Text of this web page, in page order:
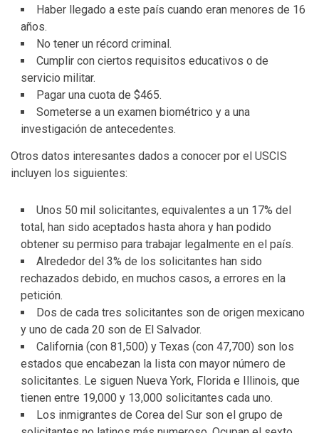
Haber llegado a este país cuando eran menores de 16
años.
No tener un récord criminal.
Cumplir con ciertos requisitos educativos o de
servicio militar.
Pagar una cuota de $465.
Someterse a un examen biométrico y a una
investigación de antecedentes.
Otros datos interesantes dados a conocer por el USCIS
incluyen los siguientes:
Unos 50 mil solicitantes, equivalentes a un 17% del
total, han sido aceptados hasta ahora y han podido
obtener su permiso para trabajar legalmente en el país.
Alrededor del 3% de los solicitantes han sido
rechazados debido, en muchos casos, a errores en la
petición.
Dos de cada tres solicitantes son de origen mexicano
y uno de cada 20 son de El Salvador.
California (con 81,500) y Texas (con 47,700) son los
estados que encabezan la lista con mayor número de
solicitantes. Le siguen Nueva York, Florida e Illinois, que
tienen entre 19,000 y 13,000 solicitantes cada uno.
Los inmigrantes de Corea del Sur son el grupo de